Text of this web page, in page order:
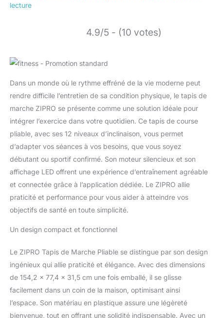
lecture
4.9/5 - (10 votes)
Dans un monde où le rythme effréné de la vie moderne peut
rendre difficile l’entretien de sa condition physique, le tapis de
marche ZIPRO se présente comme une solution idéale pour
intégrer l’exercice dans votre quotidien. Ce tapis de course
pliable, avec ses 12 niveaux d’inclinaison, vous permet
d’adapter vos séances à vos besoins, que vous soyez
débutant ou sportif confirmé. Son moteur silencieux et son
affichage LED offrent une expérience d’entraînement agréable
et connectée grâce à l’application dédiée. Le ZIPRO allie
praticité et performance pour vous aider à atteindre vos
objectifs de santé en toute simplicité.
Un design compact et fonctionnel
Le ZIPRO Tapis de Marche Pliable se distingue par son design
ingénieux qui allie praticité et élégance. Avec des dimensions
de 154,2 x 77,4 x 31,5 cm une fois emballé, il se glisse
facilement dans un coin de la maison, optimisant ainsi
l’espace. Son matériau en plastique assure une légèreté
bienvenue, tout en offrant une solidité indispensable. Avec un